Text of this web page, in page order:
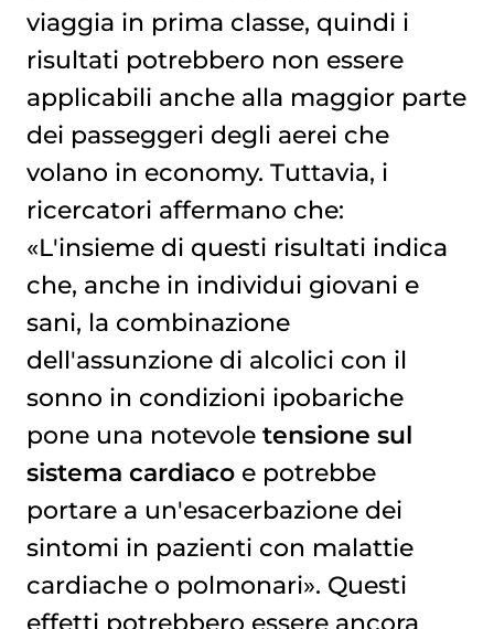
viaggia in prima classe, quindi i
risultati potrebbero non essere
applicabili anche alla maggior parte
dei passeggeri degli aerei che
volano in economy. Tuttavia, i
ricercatori affermano che:
«L'insieme di questi risultati indica
che, anche in individui giovani e
sani, la combinazione
dell'assunzione di alcolici con il
sonno in condizioni ipobariche
pone una notevole tensione sul
sistema cardiacoe potrebbe
portare a un'esacerbazione dei
sintomi in pazienti con malattie
cardiache o polmonari». Questi
effetti potrebbero essere ancora